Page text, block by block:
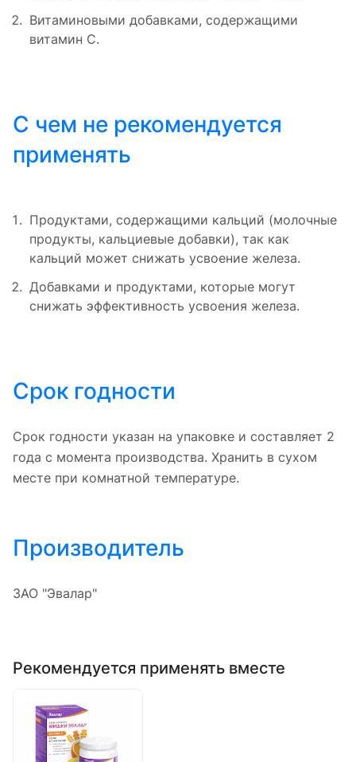
Витаминовыми добавками, содержащими
витамин С.
С чем не рекомендуется
применять
Продуктами, содержащими кальций (молочные
продукты, кальциевые добавки), так как
кальций может снижать усвоение железа.
Добавками и продуктами, которые могут
снижать эффективность усвоения железа.
Срок годности
Срок годности указан на упаковке и составляет 2
года с момента производства. Хранить в сухом
месте при комнатной температуре.
Производитель
ЗАО "Эвалар"
Рекомендуется применять вместе